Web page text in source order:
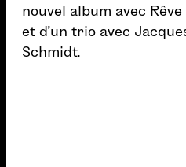
nouvel album avec
et d’un trio avec
Schmidt.